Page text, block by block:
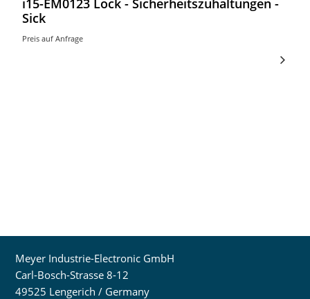
i15-EM0123 Lock - Sicherheitszuhaltungen -
Sick
Preis auf Anfrage
Meyer Industrie-Electronic GmbH
Carl-Bosch-Strasse 8-12
49525 Lengerich / Germany